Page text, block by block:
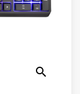
search